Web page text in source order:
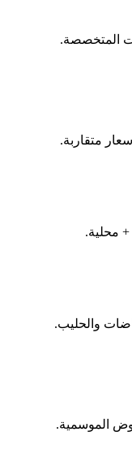
المتخصصة.
والحليب.
الموسمية.